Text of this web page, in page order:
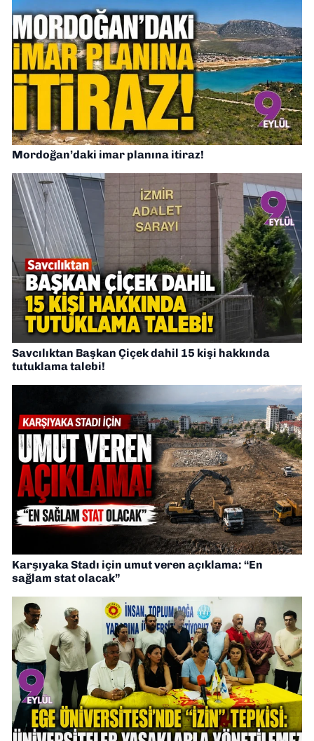
Mordoğan’daki imar planına itiraz!
Savcılıktan Başkan Çiçek dahil 15 kişi hakkında
tutuklama talebi!
Karşıyaka Stadı için umut veren açıklama: “En
sağlam stat olacak”